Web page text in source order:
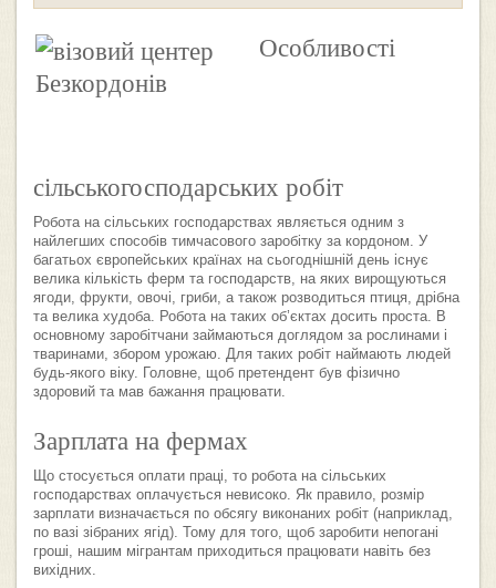
Особливості
сільськогосподарських робіт
Робота на сільських господарствах являється одним з
найлегших способів тимчасового заробітку за кордоном. У
багатьох європейських країнах на сьогоднішній день існує
велика кількість ферм та господарств, на яких вирощуються
ягоди, фрукти, овочі, гриби, а також розводиться птиця, дрібна
та велика худоба. Робота на таких об’єктах досить проста. В
основному заробітчани займаються доглядом за рослинами і
тваринами, збором урожаю. Для таких робіт наймають людей
будь-якого віку. Головне, щоб претендент був фізично
здоровий та мав бажання працювати.
Зарплата на фермах
Що стосується оплати праці, то робота на сільських
господарствах оплачується невисоко. Як правило, розмір
зарплати визначається по обсягу виконаних робіт (наприклад,
по вазі зібраних ягід). Тому для того, щоб заробити непогані
гроші, нашим мігрантам приходиться працювати навіть без
вихідних.